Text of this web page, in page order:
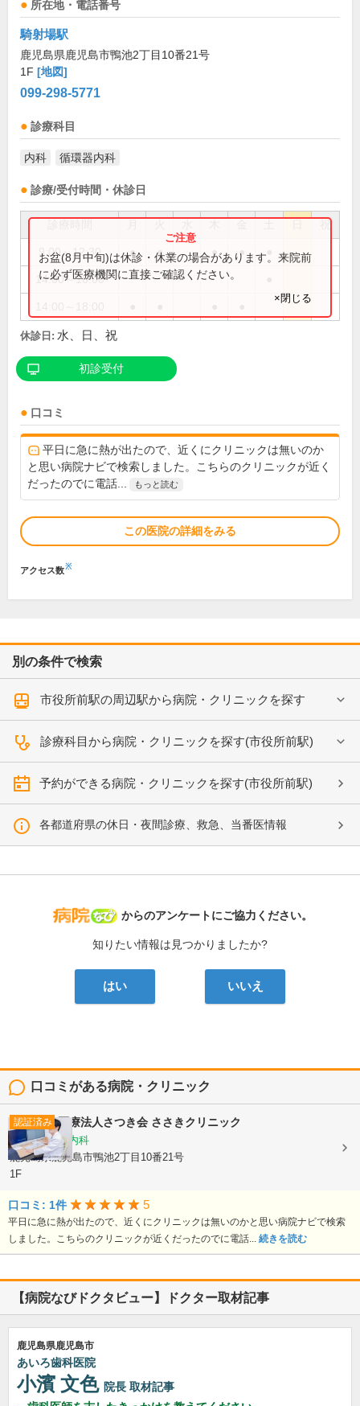
所在地・電話番号
騎射場駅
鹿児島県鹿児島市鴨池2丁目10番21号
1F [地図]
099-298-5771
診療科目
内科 循環器内科
診療/受付時間・休診日
祝
9:00～12:30 ● ● ● ●
14:00～16:00
お盆(8月中旬)は休診・休業の場合があります。来院前
に必ず医療機関に直接ご確認ください。
×閉じる
休診日: 水、日、祝
初診受付
口コミ
平日に急に熱が出たので、近くにクリニックは無いのか
と思い病院ナビで検索しました。こちらのクリニックが近く
だったのでに電話...
もっと読む
この医院の詳細をみる
アクセス数※
別の条件で検索
市役所前駅の周辺駅から病院・クリニックを探す
診療科目から病院・クリニックを探す(市役所前駅)
予約ができる病院・クリニックを探す(市役所前駅)
各都道府県の休日・夜間診療、救急、当番医情報
病院なび
からのアンケートにご協力ください。
知りたい情報は見つかりましたか?
はい いいえ
口コミがある病院・クリニック
認証済み 医療法人さつき会 ささきクリニック
内科, 循環器内科
鹿児島県鹿児島市鴨池2丁目10番21号
1F
口コミ: 1件 5
平日に急に熱が出たので、近くにクリニックは無いのかと思い病院ナビで検索
しました。こちらのクリニックが近くだったのでに電話... 続きを読む
【病院なびドクタビュー】ドクター取材記事
鹿児島県鹿児島市
あいろ歯科医院
小濱 文色 院長 取材記事